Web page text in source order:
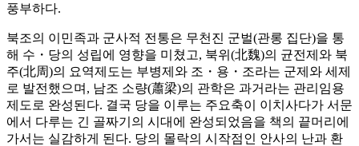
풍부하다.
북조의 이민족과 군사적 전통은 무천진 군벌(관롱 집단)을 통
해 수・당의 성립에 영향을 미쳤고, 북위(北魏)의 균전제와 북
주(北周)의 요역제도는 부병제와 조・용・조라는 군제와 세제
로 발전했으며, 남조 소량(蕭梁)의 관학은 과거라는 관리임용
제도로 완성된다. 결국 당을 이루는 주요축이 이치사다가 서문
에서 다루는 긴 골짜기의 시대에 완성되었음을 책의 끝머리에
가서는 실감하게 된다. 당의 몰락의 시작점인 안사의 난과 환